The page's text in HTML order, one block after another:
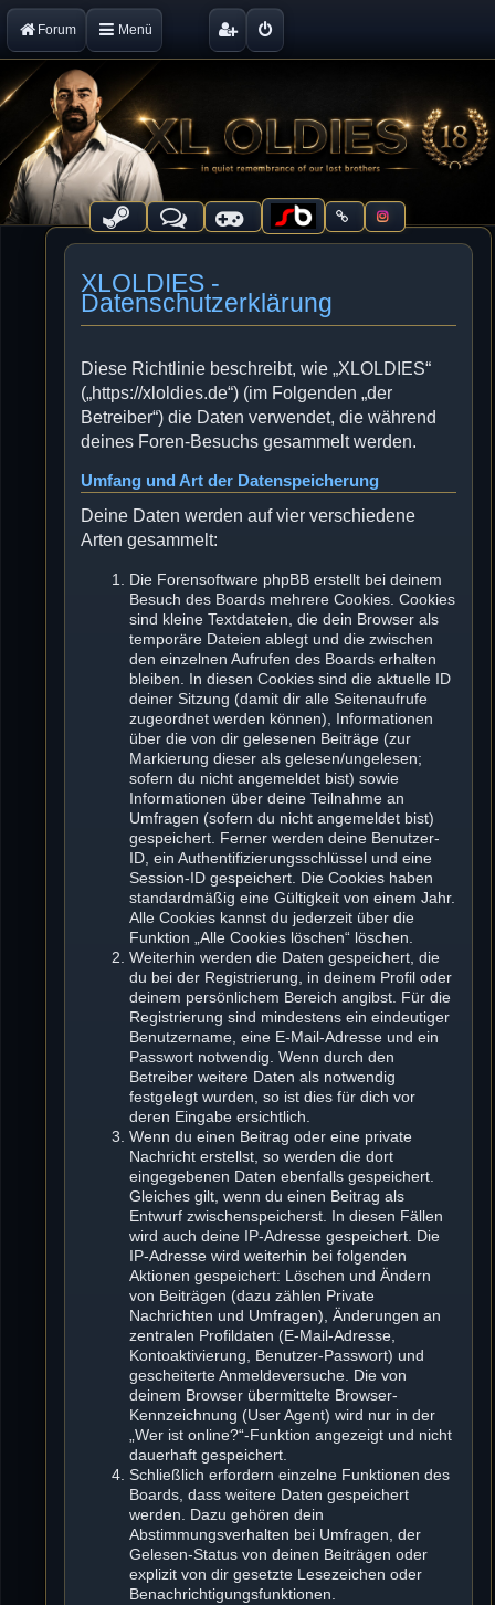
Forum Menü
XLOLDIES -
Datenschutzerklärung
Diese Richtlinie beschreibt, wie „XLOLDIES“
(„https://xloldies.de“) (im Folgenden „der
Betreiber“) die Daten verwendet, die während
deines Foren-Besuchs gesammelt werden.
Umfang und Art der Datenspeicherung
Deine Daten werden auf vier verschiedene
Arten gesammelt:
Die Forensoftware phpBB erstellt bei deinem
Besuch des Boards mehrere Cookies. Cookies
sind kleine Textdateien, die dein Browser als
temporäre Dateien ablegt und die zwischen
den einzelnen Aufrufen des Boards erhalten
bleiben. In diesen Cookies sind die aktuelle ID
deiner Sitzung (damit dir alle Seitenaufrufe
zugeordnet werden können), Informationen
über die von dir gelesenen Beiträge (zur
Markierung dieser als gelesen/ungelesen;
sofern du nicht angemeldet bist) sowie
Informationen über deine Teilnahme an
Umfragen (sofern du nicht angemeldet bist)
gespeichert. Ferner werden deine Benutzer-
ID, ein Authentifizierungsschlüssel und eine
Session-ID gespeichert. Die Cookies haben
standardmäßig eine Gültigkeit von einem Jahr.
Alle Cookies kannst du jederzeit über die
Funktion „Alle Cookies löschen“ löschen.
Weiterhin werden die Daten gespeichert, die
du bei der Registrierung, in deinem Profil oder
deinem persönlichem Bereich angibst. Für die
Registrierung sind mindestens ein eindeutiger
Benutzername, eine E-Mail-Adresse und ein
Passwort notwendig. Wenn durch den
Betreiber weitere Daten als notwendig
festgelegt wurden, so ist dies für dich vor
deren Eingabe ersichtlich.
Wenn du einen Beitrag oder eine private
Nachricht erstellst, so werden die dort
eingegebenen Daten ebenfalls gespeichert.
Gleiches gilt, wenn du einen Beitrag als
Entwurf zwischenspeicherst. In diesen Fällen
wird auch deine IP-Adresse gespeichert. Die
IP-Adresse wird weiterhin bei folgenden
Aktionen gespeichert: Löschen und Ändern
von Beiträgen (dazu zählen Private
Nachrichten und Umfragen), Änderungen an
zentralen Profildaten (E-Mail-Adresse,
Kontoaktivierung, Benutzer-Passwort) und
gescheiterte Anmeldeversuche. Die von
deinem Browser übermittelte Browser-
Kennzeichnung (User Agent) wird nur in der
„Wer ist online?“-Funktion angezeigt und nicht
dauerhaft gespeichert.
Schließlich erfordern einzelne Funktionen des
Boards, dass weitere Daten gespeichert
werden. Dazu gehören dein
Abstimmungsverhalten bei Umfragen, der
Gelesen-Status von deinen Beiträgen oder
explizit von dir gesetzte Lesezeichen oder
Benachrichtigungsfunktionen.